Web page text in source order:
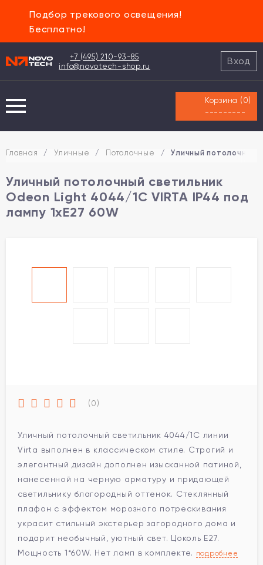
Подбор трекового освещения!
Бесплатно!
+7 (495) 210-93-85
info@novotech-shop.ru
Вход
Корзина ( 0)
---------
Главная / Уличные / Потолочные / Уличный потолочный
Уличный потолочный светильник
Odeon Light 4044/1C VIRTA IP44 под
лампу 1xE27 60W
(0)
Уличный потолочный светильник 4044/1C линии
Virta выполнен в классическом стиле. Строгий и
элегантный дизайн дополнен изысканной патиной,
нанесенной на черную арматуру и придающей
светильнику благородный оттенок. Стеклянный
плафон с эффектом морозного потрескивания
украсит стильный экстерьер загородного дома и
подарит необычный, уютный свет. Цоколь E27.
Мощность 1*60W. Нет ламп в комплекте. подробнее